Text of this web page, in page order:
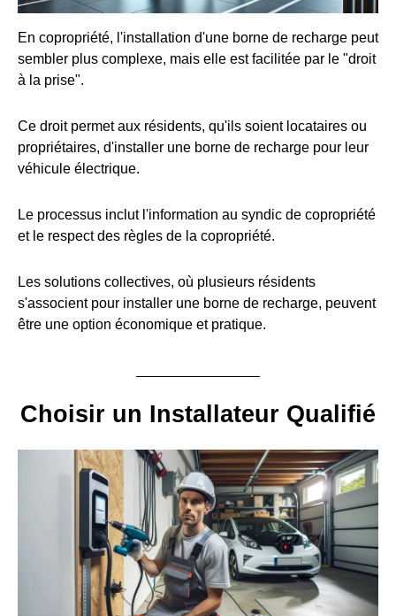
En copropriété, l'installation d'une borne de recharge peut
sembler plus complexe, mais elle est facilitée par le "droit
à la prise".
Ce droit permet aux résidents, qu'ils soient locataires ou
propriétaires, d'installer une borne de recharge pour leur
véhicule électrique.
Le processus inclut l'information au syndic de copropriété
et le respect des règles de la copropriété.
Les solutions collectives, où plusieurs résidents
s'associent pour installer une borne de recharge, peuvent
être une option économique et pratique.
Choisir un Installateur Qualifié